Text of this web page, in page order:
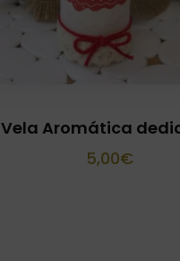
Vela Aromática
5,00€